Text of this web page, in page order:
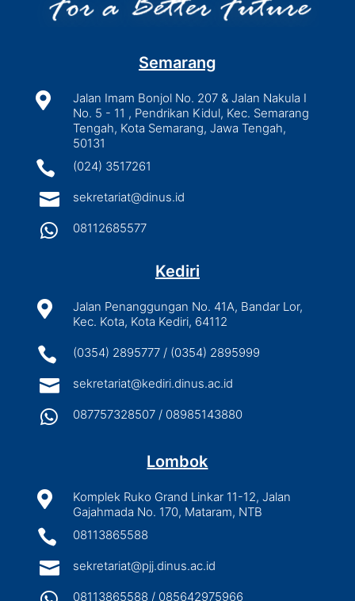
Semarang

Jalan Imam Bonjol No. 207 & Jalan Nakula I
No. 5 - 11 , Pendrikan Kidul, Kec. Semarang
Tengah, Kota Semarang, Jawa Tengah,
50131
 (024) 3517261
 sekretariat@dinus.id
 08112685577
Kediri

Jalan Penanggungan No. 41A, Bandar Lor,
Kec. Kota, Kota Kediri, 64112
 (0354) 2895777 / (0354) 2895999
 sekretariat@kediri.dinus.ac.id
 087757328507 / 08985143880
Lombok

Komplek Ruko Grand Linkar 11-12, Jalan
Gajahmada No. 170, Mataram, NTB
 08113865588
 sekretariat@pjj.dinus.ac.id
08113865588 / 085642975966